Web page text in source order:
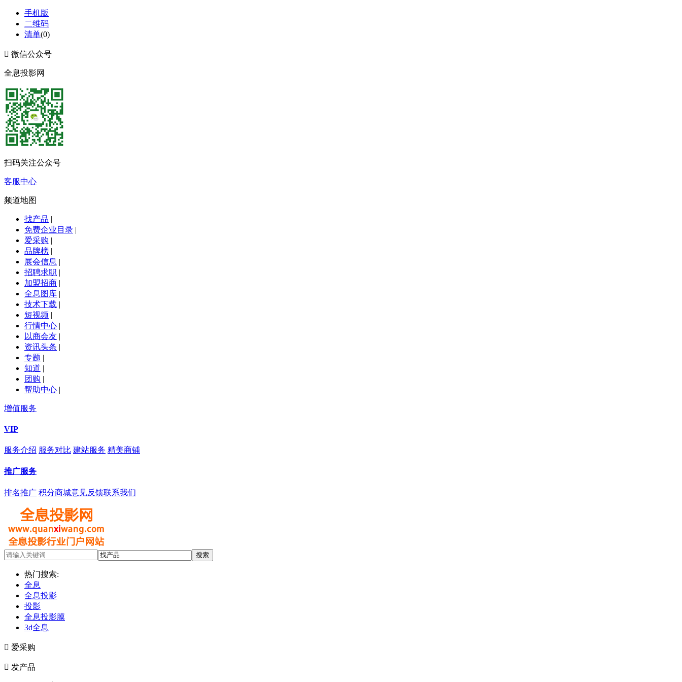
手机版
二维码
清单(0)
 微信公众号
全息投影网
扫码关注公众号
客服中心
频道地图
找产品 |
免费企业目录 |
爱采购 |
品牌榜 |
展会信息 |
招聘求职 |
加盟招商 |
全息图库 |
技术下载 |
短视频 |
行情中心 |
以商会友 |
资讯头条 |
专题 |
知道 |
团购 |
帮助中心 |
增值服务
VIP
服务介绍 服务对比 建站服务 精美商铺
推广服务
排名推广 积分商城意见反馈联系我们
热门搜索:
全息
全息投影
投影
全息投影膜
3d全息
 爱采购
 发产品